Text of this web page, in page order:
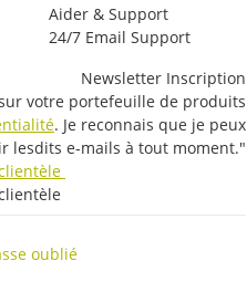
Aider & Support
24/7 Email Support
Newsletter Inscription
votre portefeuille de produits
. Je reconnais que je peux
lesdits e-mails à tout moment."
oublié